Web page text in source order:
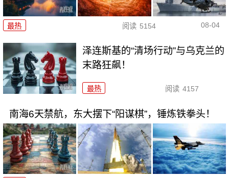
最热 阅读 5154 08-04
泽连斯基的“清场行动”与乌克兰的
末路狂飙！
最热 阅读 4157
南海6天禁航，东大摆下“阳谋棋”，锤炼铁拳头！